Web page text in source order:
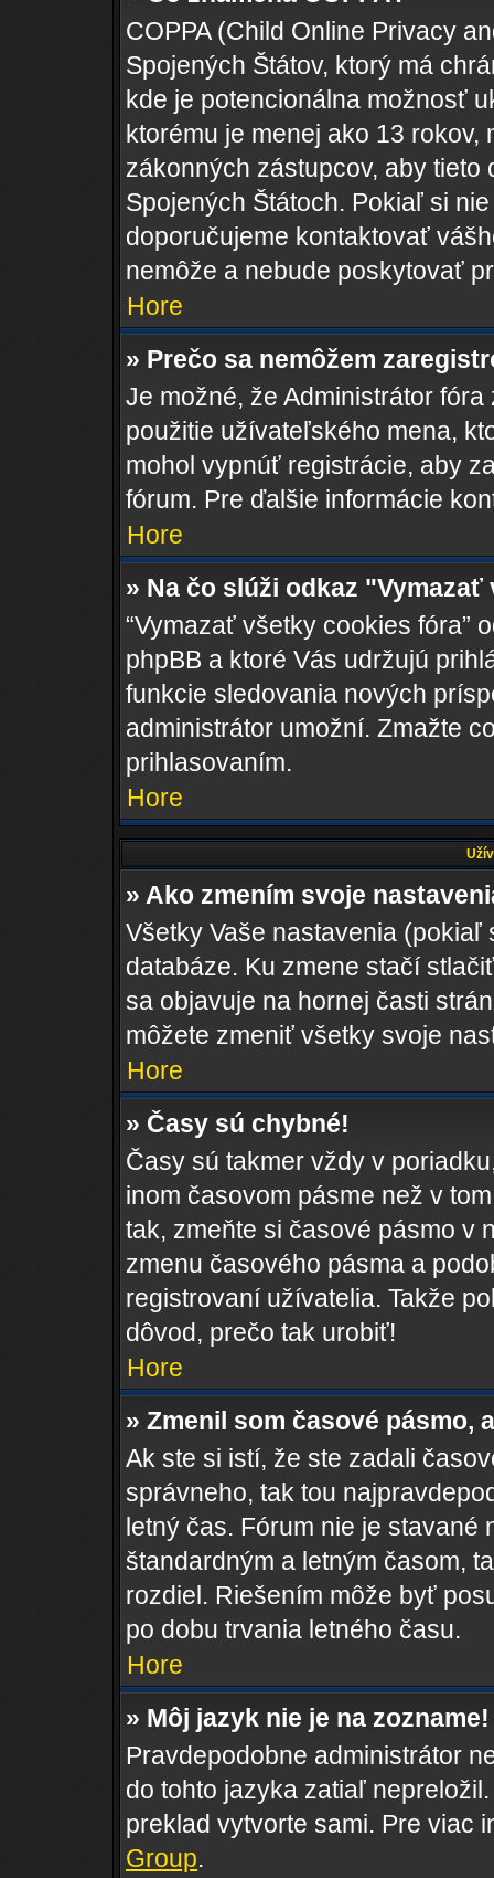
COPPA (Child Online Privacy
Spojených Štátov, ktorý má
kde je potencionálna možnosť
ktorému je menej ako 13
zákonných zástupcov, aby tieto
Spojených Štátoch. Pokiaľ si
doporučujeme kontaktovať
nemôže a nebude poskytovať
Hore
» Prečo sa nemôžem
Je možné, že Administrátor
použitie užívateľského mena,
mohol vypnúť registrácie, aby
fórum. Pre ďalšie informácie
Hore
» Na čo slúži odkaz
“Vymazať všetky cookies fóra”
phpBB a ktoré Vás udržujú
funkcie sledovania nových
administrátor umožní. Zmažte
prihlasovaním.
Hore
» Ako zmením svoje
Všetky Vaše nastavenia
databáze. Ku zmene stačí
sa objavuje na hornej časti
môžete zmeniť všetky svoje
Hore
» Časy sú chybné!
Časy sú takmer vždy v
inom časovom pásme než v
tak, zmeňte si časové pásmo v
zmenu časového pásma a
registrovaní užívatelia. Takže
dôvod, prečo tak urobiť!
Hore
» Zmenil som časové pásmo,
Ak ste si istí, že ste zadali
správneho, tak tou
letný čas. Fórum nie je stavané
štandardným a letným časom,
rozdiel. Riešením môže byť
po dobu trvania letného času.
Hore
» Môj jazyk nie je na zozname!
Pravdepodobne administrátor
do tohto jazyka zatiaľ
preklad vytvorte sami. Pre viac
Group.